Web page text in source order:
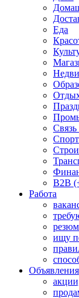
Еда
Спорт
B2B
Работа
ищу
Объявления